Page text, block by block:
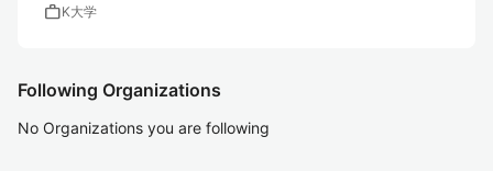
workK大学
Following Organizations
No Organizations you are following